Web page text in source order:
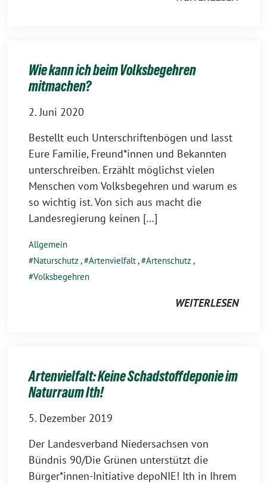
Wie kann ich beim Volksbegehren
mitmachen?
2. Juni 2020
Bestellt euch Unterschriftenbögen und lasst
Eure Familie, Freund*innen und Bekannten
unterschreiben. Erzählt möglichst vielen
Menschen vom Volksbegehren und warum es
so wichtig ist. Von sich aus macht die
Landesregierung keinen […]
Allgemein
Naturschutz , Artenvielfalt, Artenschutz ,
Volksbegehren
WEITERLESEN
Artenvielfalt: Keine Schadstoffdeponie im
Naturraum Ith!
5. Dezember 2019
Der Landesverband Niedersachsen von
Bündnis 90/Die Grünen unterstützt die
Bürger*innen-Initiative depoNIE! Ith in Ihrem